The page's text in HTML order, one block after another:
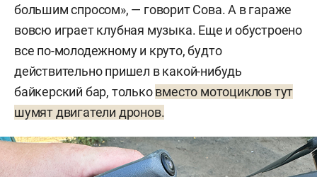
большим спросом», — говорит Сова. А в гараже
вовсю играет клубная музыка. Еще и обустроено
все по-молодежному и круто, будто
действительно пришел в какой-нибудь
байкерский бар, тольковместо мотоциклов тут
шумят двигатели дронов.